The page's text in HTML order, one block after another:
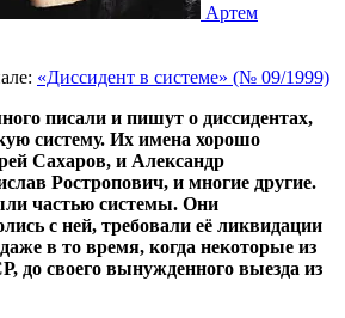
Артем
«Диссидент в системе» (№ 09/1999)
писали и пишут о диссидентах,
систему. Их имена хорошо
Сахаров, и Александр
Ростропович, и многие другие.
частью системы. Они
с ней, требовали её ликвидации
в то время, когда некоторые из
до своего вынужденного выезда из